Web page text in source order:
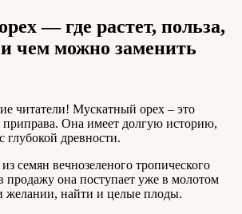
— где растет, польза,
чем можно заменить
читатели! Мускатный орех – это
приправа. Она имеет долгую историю,
глубокой древности.
семян вечнозеленого тропического
продажу она поступает уже в молотом
желании, найти и целые плоды.